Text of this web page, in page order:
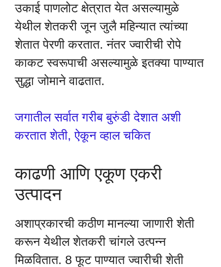
उकाई पाणलोट क्षेत्रात येत असल्यामुळे
येथील शेतकरी जून जुलै महिन्यात त्यांच्या
शेतात पेरणी करतात. नंतर ज्वारीची रोपे
काकट स्वरूपाची असल्यामुळे इतक्या पाण्यात
सुद्धा जोमाने वाढतात.
जगातील सर्वात गरीब बुरुंडी देशात अशी
करतात शेती, ऐकून व्हाल चकित
काढणी आणि एकूण एकरी
उत्पादन
अशाप्रकारची कठीण मानल्या जाणारी शेती
करून येथील शेतकरी चांगले उत्पन्न
मिळवितात. 8 फूट पाण्यात ज्वारीची शेती